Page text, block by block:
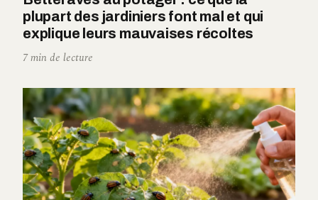
plupart des jardiniers font mal et qui
explique leurs mauvaises récoltes
7 min de lecture